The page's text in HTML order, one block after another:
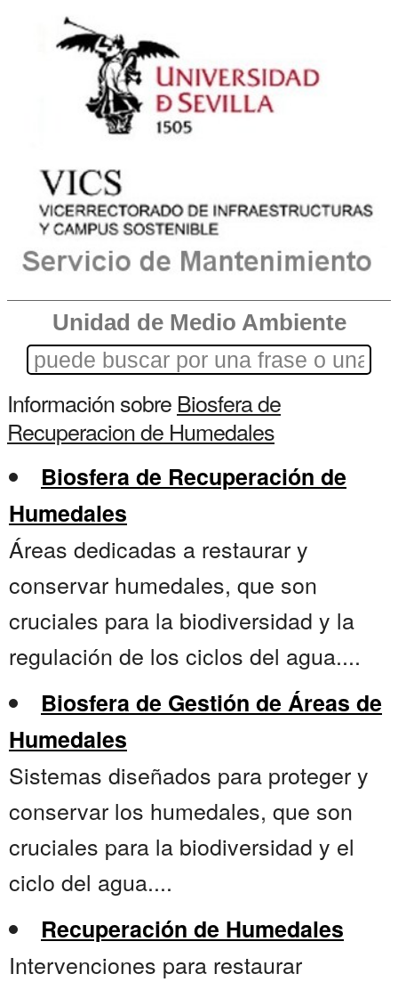
Unidad de Medio Ambiente
Información sobre Biosfera de
Recuperacion de Humedales
Biosfera de Recuperación de
Humedales
Áreas dedicadas a restaurar y
conservar humedales, que son
cruciales para la biodiversidad y la
regulación de los ciclos del agua....
Biosfera de Gestión de Áreas de
Humedales
Sistemas diseñados para proteger y
conservar los humedales, que son
cruciales para la biodiversidad y el
ciclo del agua....
Recuperación de Humedales
Intervenciones para restaurar